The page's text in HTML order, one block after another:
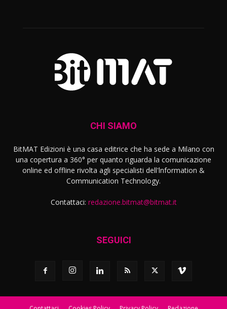
CHI SIAMO
BitMAT Edizioni è una casa editrice che ha sede a Milano con
una copertura a 360° per quanto riguarda la comunicazione
online ed offline rivolta agli specialisti dell'lnformation &
Communication Technology.
Contattaci: redazione.bitmat@bitmat.it
SEGUICI